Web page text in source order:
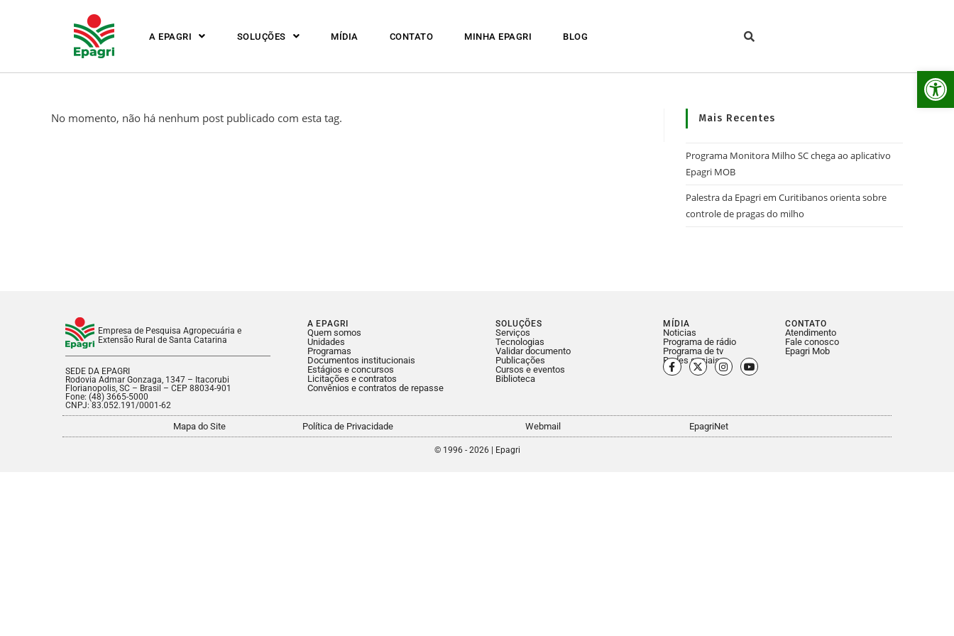
A EPAGRI SOLUÇÕES MÍDIA CONTATO MINHA EPAGRI BLOG
No momento, não há nenhum post publicado com esta tag. Mais Recentes
Programa Monitora Milho SC chega ao aplicativo
Epagri MOB
Palestra da Epagri em Curitibanos orienta sobre
controle de pragas do milho
Empresa de Pesquisa Agropecuária e
Extensão Rural de Santa Catarina
SEDE DA EPAGRI
Rodovia Admar Gonzaga, 1347 – Itacorubi
Florianopolis, SC – Brasil – CEP 88034-901
Fone: (48) 3665-5000
CNPJ: 83.052.191/0001-62
A EPAGRI
Quem somos
Unidades
Programas
Documentos institucionais
Estágios e concursos
Licitações e contratos
Convênios e contratos de repasse
SOLUÇÕES
Serviços
Tecnologias
Validar documento
Publicações
Cursos e eventos
Biblioteca
MÍDIA
Noticias
Programa de rádio
Programa de tv
Redes sociais
CONTATO
Atendimento
Fale conosco
Epagri Mob
Mapa do Site Política de Privacidade Webmail EpagriNet
© 1996 - 2026 | Epagri